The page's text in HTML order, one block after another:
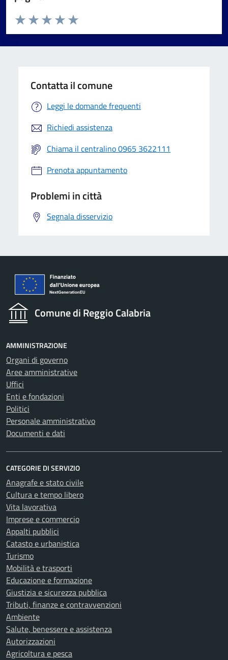
Valuta da 1 a 5 stelle la pagina
Valuta 5 stelle su 5
Valuta 4 stelle su 5
Valuta 3 stelle su 5
Valuta 2 stelle su 5
Valuta 1 stelle su 5
Contatta il comune
Leggi le domande frequenti
Richiedi assistenza
Chiama il centralino 0965 3622111
Prenota appuntamento
Problemi in città
Segnala disservizio
Comune di Reggio Calabria
AMMINISTRAZIONE
Organi di governo
Aree amministrative
Uffici
Enti e fondazioni
Politici
Personale amministrativo
Documenti e dati
CATEGORIE DI SERVIZIO
Anagrafe e stato civile
Cultura e tempo libero
Vita lavorativa
Imprese e commercio
Appalti pubblici
Catasto e urbanistica
Turismo
Mobilità e trasporti
Educazione e formazione
Giustizia e sicurezza pubblica
Tributi, finanze e contravvenzioni
Ambiente
Salute, benessere e assistenza
Autorizzazioni
Agricoltura e pesca